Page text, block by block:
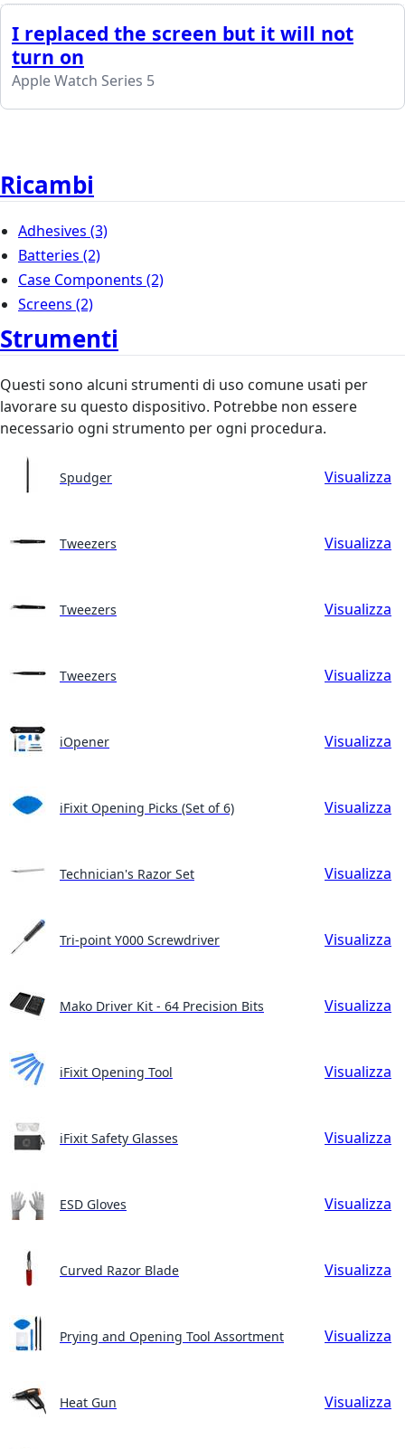
I replaced the screen but it will not
turn on
Apple Watch Series 5
Ricambi
Adhesives (3)
Batteries (2)
Case Components (2)
Screens (2)
Strumenti
Questi sono alcuni strumenti di uso comune usati per
lavorare su questo dispositivo. Potrebbe non essere
necessario ogni strumento per ogni procedura.
Spudger Visualizza
Tweezers Visualizza
Tweezers Visualizza
Tweezers Visualizza
iOpener Visualizza
iFixit Opening Picks (Set of 6) Visualizza
Technician's Razor Set Visualizza
Tri-point Y000 Screwdriver Visualizza
Mako Driver Kit - 64 Precision Bits Visualizza
iFixit Opening Tool Visualizza
iFixit Safety Glasses Visualizza
ESD Gloves Visualizza
Curved Razor Blade Visualizza
Prying and Opening Tool Assortment Visualizza
Heat Gun Visualizza